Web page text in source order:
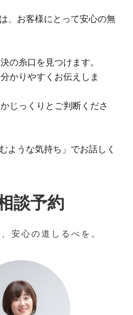
、お客様にとって安心の無
の糸口を見つけます。
かりやすくお伝えしま
じっくりとご判断くださ
ような気持ち」でお話しく
談予約
安心の道しるべを。